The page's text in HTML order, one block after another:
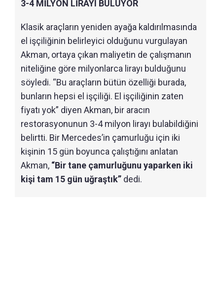
3-4 MİLYON LİRAYI BULUYOR
Klasik araçların yeniden ayağa kaldırılmasında
el işçiliğinin belirleyici olduğunu vurgulayan
Akman, ortaya çıkan maliyetin de çalışmanın
niteliğine göre milyonlarca lirayı bulduğunu
söyledi. “Bu araçların bütün özelliği burada,
bunların hepsi el işçiliği. El işçiliğinin zaten
fiyatı yok” diyen Akman, bir aracın
restorasyonunun 3-4 milyon lirayı bulabildiğini
belirtti. Bir Mercedes’in çamurluğu için iki
kişinin 15 gün boyunca çalıştığını anlatan
Akman, “Bir tane çamurluğunu yaparken iki
kişi tam 15 gün uğraştık” dedi.